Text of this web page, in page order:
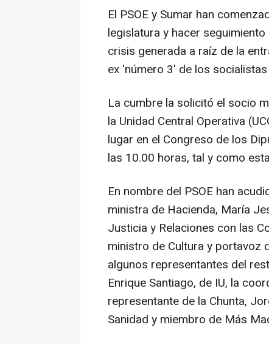
El PSOE y Sumar han
legislatura y hacer
crisis generada a raíz de la
ex 'número 3' de los
La cumbre la solicitó el socio
la Unidad Central Operativa
lugar en el Congreso de los
las 10.00 horas, tal y como
En nombre del PSOE han
ministra de Hacienda, María
Justicia y Relaciones con las
ministro de Cultura y portavoz
algunos representantes del
Enrique Santiago, de IU, la
representante de la Chunta,
Sanidad y miembro de Más